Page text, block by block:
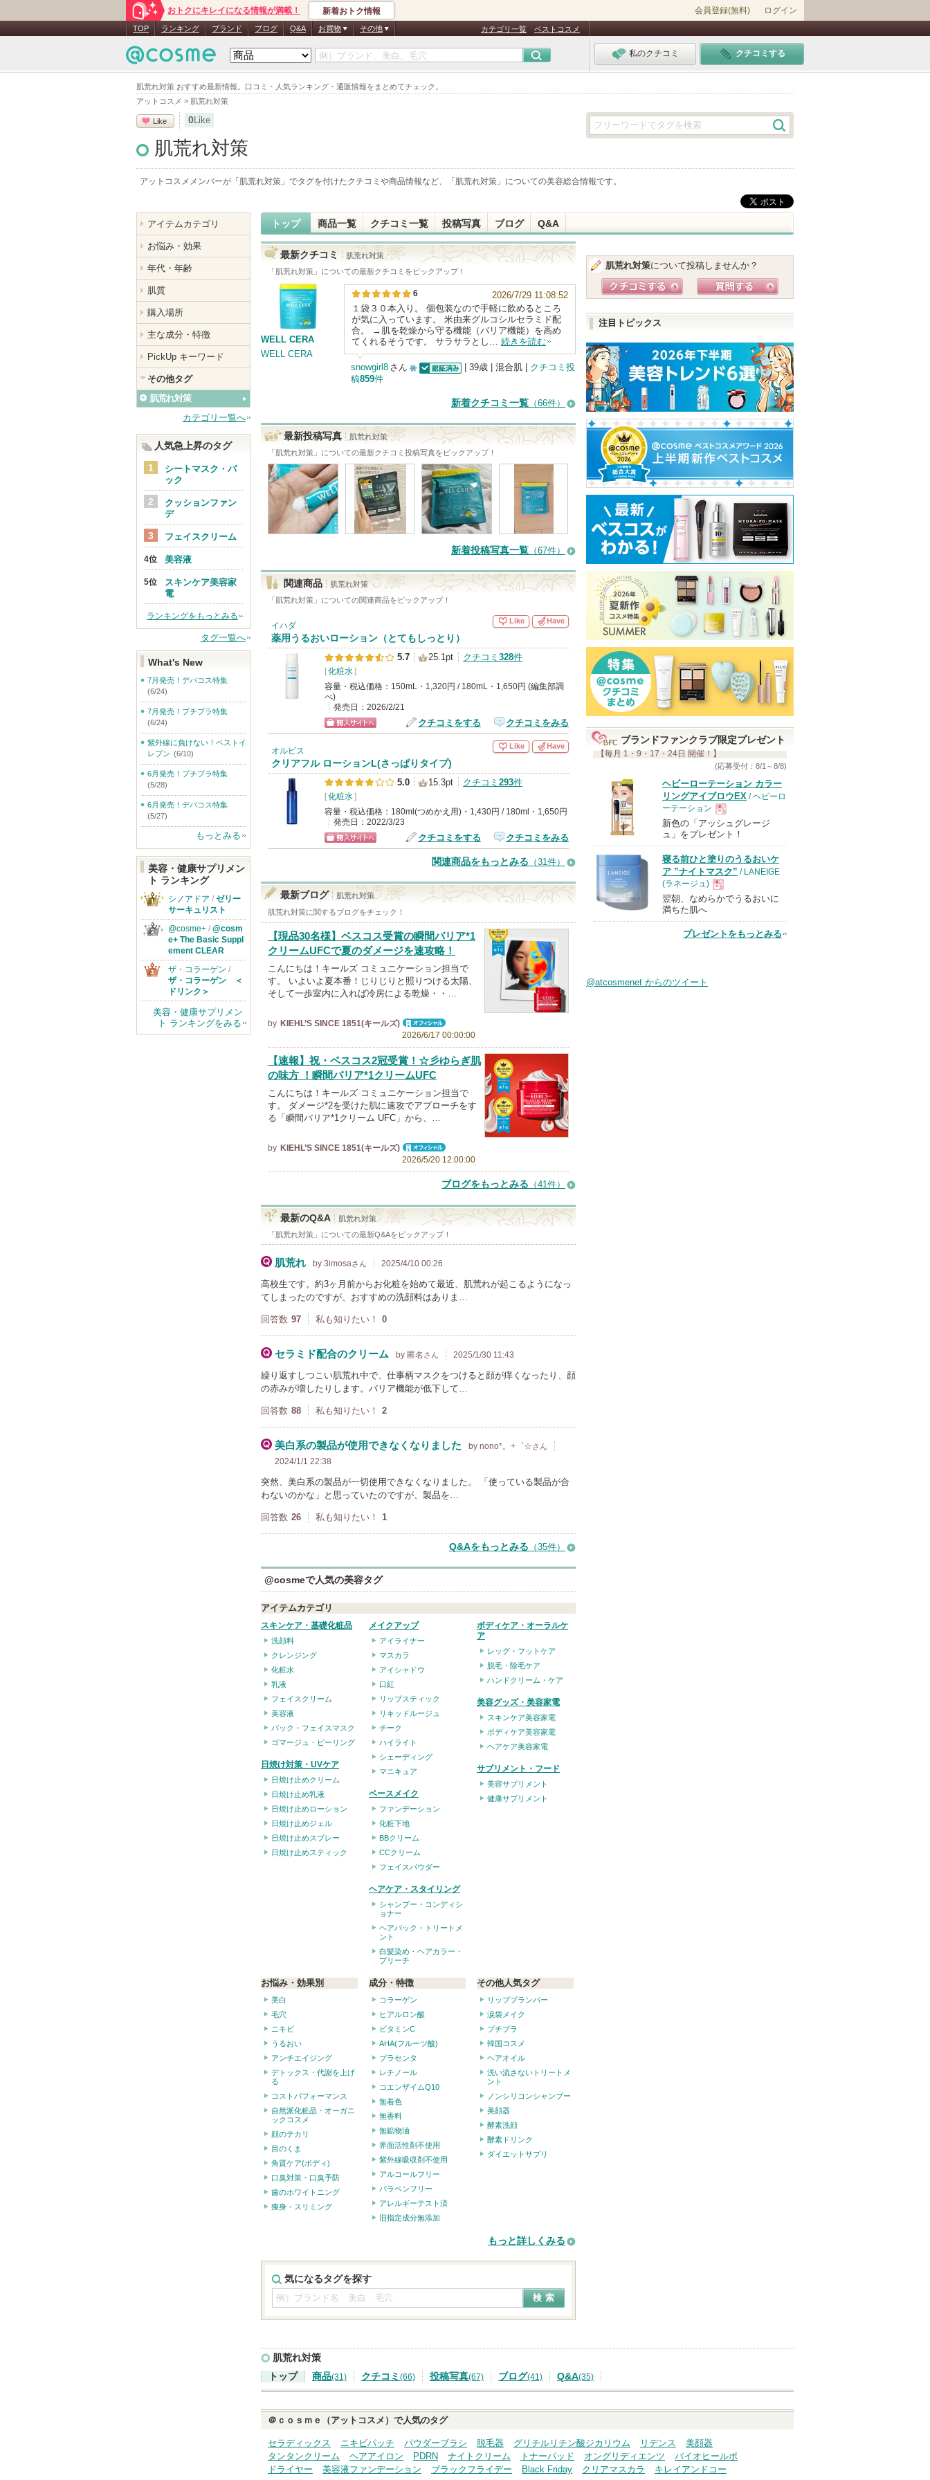
肌荒れ対策 おすすめ最新情報。口コミ・人気ランキング・通販情報をまとめてチェック。
アットコスメ > 肌荒れ対策
おトクにキレイになる情報が満載！ 新着おトク情報 会員登録(無料) ログイン
TOP ランキング ブランド ブログ Q&A お買物 その他 カテゴリ一覧 ベストコスメ
私のクチコミ クチコミする
Like 0Like
肌荒れ対策
アットコスメメンバーが「 肌荒れ対策 」でタグを付けたクチコミや商品情報など、「 肌荒れ対策 」についての美容総合情報です。
トップ 商品一覧 クチコミ一覧 投稿写真 ブログ Q&A
最新クチコミ
肌荒れ対策
「肌荒れ対策 」についての最新クチコミをピックアップ！
WELL CERA
WELL CERA
6
2026/7/29 11:08:52
１袋３０本入り。 個包装なので手軽に飲めるところ
が気に入っています。 米由来グルコシルセラミド配
合。 →肌を乾燥から守る機能（バリア機能）を高め
てくれるそうです。 サラサラとし… 続きを読む
snowgirl8 さん
の
に
り
登
さ
て
ま
す
| 39歳 | 混合肌 | クチコミ投
稿859件
新着クチコミ一覧 （66件）
最新投稿写真
肌荒れ対策
「肌荒れ対策 」についての最新クチコミ投稿写真をピックアップ！
新着投稿写真一覧 （67件）
関連商品
肌荒れ対策
「肌荒れ対策 」についての関連商品をピックアップ！
イハダ
薬用うるおいローション（とてもしっとり）
Like Have
5.7 25.1pt クチコミ 328件
[化粧水 ]
容量・税込価格：150mL・1,320円 / 180mL・1,650円 (編集部調
べ)
発売日：2026/2/21
ショッピン
クチコミをする クチコミをみる
オルビス
クリアフル ローションL(さっぱりタイプ)
Like Have
5.0 15.3pt クチコミ 293件
[化粧水 ]
容量・税込価格：180ml(つめかえ用)・1,430円 / 180ml・1,650円
発売日：2022/3/23
ショッピン
クチコミをする クチコミをみる
関連商品をもっとみる （31件）
最新ブログ
肌荒れ対策
肌荒れ対策に関するブログをチェック！
【現品30名様】ベスコス受賞の瞬間バリア*1
クリームUFCで夏のダメージを速攻略！
こんにちは！キールズ コミュニケーション担当で
す。 いよいよ夏本番！じりじりと照りつける太陽、
そして一歩室内に入れば冷房による乾燥・・…
by KIEHL’S SINCE 1851(キールズ)
オフィシャ
2026/6/17 00:00:00
【速報】祝・ベスコス2冠受賞！☆彡ゆらぎ肌
の味方 ！瞬間バリア*1クリームUFC
こんにちは！キールズ コミュニケーション担当で
す。 ダメージ*2を受けた肌に速攻でアプローチをす
る「瞬間バリア*1クリーム UFC」から、…
by KIEHL’S SINCE 1851(キールズ)
オフィシャ
2026/5/20 12:00:00
ブログをもっとみる （41件）
最新のQ&A
肌荒れ対策
「肌荒れ対策 」についての最新Q&Aをピックアップ！
肌荒れ by 3imosaさん 2025/4/10 00:26
高校生です。約3ヶ月前からお化粧を始めて最近、肌荒れが起こるようになっ
てしまったのですが、おすすめの洗顔料はありま…
回答数 97 私も知りたい！ 0
セラミド配合のクリーム by 匿名 さん 2025/1/30 11:43
繰り返すしつこい肌荒れ中で、仕事柄マスクをつけると顔が痒くなったり、顔
の赤みが増したりします。バリア機能が低下して…
回答数 88 私も知りたい！ 2
美白系の製品が使用できなくなりました by nono*。+゜☆さん
2024/1/1 22:38
突然、美白系の製品が一切使用できなくなりました。 「使っている製品が合
わないのかな」と思っていたのですが、製品を…
回答数 26 私も知りたい！ 1
Q&Aをもっとみる （35件）
@cosmeで人気の美容タグ
アイテムカテゴリ
スキンケア・基礎化粧品
洗顔料
クレンジング
化粧水
乳液
フェイスクリーム
美容液
パック・フェイスマスク
ゴマージュ・ピーリング
日焼け対策・UVケア
日焼け止めクリーム
日焼け止め乳液
日焼け止めローション
日焼け止めジェル
日焼け止めスプレー
日焼け止めスティック
メイクアップ
アイライナー
マスカラ
アイシャドウ
口紅
リップスティック
リキッドルージュ
チーク
ハイライト
シェーディング
マニキュア
ベースメイク
ファンデーション
化粧下地
BBクリーム
CCクリーム
フェイスパウダー
ヘアケア・スタイリング
シャンプー・コンディシ
ョナー
ヘアパック・トリートメ
ント
白髪染め・ヘアカラー・
ブリーチ
ボディケア・オーラルケ
ア
レッグ・フットケア
脱毛・除毛ケア
ハンドクリーム・ケア
美容グッズ・美容家電
スキンケア美容家電
ボディケア美容家電
ヘアケア美容家電
サプリメント・フード
美容サプリメント
健康サプリメント
お悩み・効果別
美白
毛穴
ニキビ
うるおい
アンチエイジング
デトックス・代謝を上げ
る
コストパフォーマンス
自然派化粧品・オーガニ
ックコスメ
顔のテカリ
目のくま
角質ケア(ボディ)
口臭対策・口臭予防
歯のホワイトニング
痩身・スリミング
成分・特徴
コラーゲン
ヒアルロン酸
ビタミンC
AHA(フルーツ酸)
プラセンタ
レチノール
コエンザイムQ10
無着色
無香料
無鉱物油
界面活性剤不使用
紫外線吸収剤不使用
アルコールフリー
パラベンフリー
アレルギーテスト済
旧指定成分無添加
その他人気タグ
リッププランパー
涙袋メイク
プチプラ
韓国コスメ
ヘアオイル
洗い流さないトリートメ
ント
ノンシリコンシャンプー
美顔器
酵素洗顔
酵素ドリンク
ダイエットサプリ
もっと詳しくみる
気になるタグを探す
肌荒れ対策について投稿しませんか？
注目トピックス
ブランドファンクラブ限定プレゼント
【毎月 1・9・17・24日 開催！】
(応募受付：8/1～8/8)
ヘビーローテーション カラー
リングアイブロウEX / ヘビーロ
ーテーション
現
品
新色の「アッシュグレージ
ュ」をプレゼント！
寝る前ひと塗りのうるおいケ
ア ”ナイトマスク” / LANEIGE
(ラネージュ)
現
品
翌朝、なめらかでうるおいに
満ちた肌へ
プレゼントをもっとみる
@atcosmenet からのツイート
肌荒れ対策
トップ
商品(31) クチコミ (66) 投稿写真(67) ブログ(41) Q&A(35)
＠ｃｏｓｍｅ（アットコスメ）で人気のタグ
セラディックス ニキビパッチ パウダーブラシ 脱毛器 グリチルリチン酸ジカリウム リデンス
美顔器
タンタンクリーム
ヘアアイロン PDRN ナイトクリーム トナーパッド オングリディエンツ
バイオヒールボ
ドライヤー
美容液ファンデーション ブラックフライデー Black Friday クリアマスカラ キレイアンドコー
アイテムカテゴリ
お悩み・効果
年代・年齢
肌質
購入場所
主な成分・特徴
PickUp キーワード
その他タグ
肌荒れ対策
カテゴリ一覧へ
人気急上昇のタグ
シートマスク・パ
ック
クッションファン
デ
フェイスクリーム
美容液
スキンケア美容家
電
ランキングをもっとみる
タグ一覧へ
What's New
7月発売！デパコス特集
(6/24)
7月発売！プチプラ特集
(6/24)
紫外線に負けない！ベストイ
レブン (6/10)
6月発売！プチプラ特集
(5/28)
6月発売！デパコス特集
(5/27)
もっとみる
美容・健康サプリメン
ト ランキング
シノアドア / ゼリー
サーキュリスト
@cosme+ / @cosm
e+ The Basic Suppl
ement CLEAR
ザ・コラーゲン /
ザ・コラーゲン ＜
ドリンク＞
美容・健康サプリメン
ト ランキングをみる